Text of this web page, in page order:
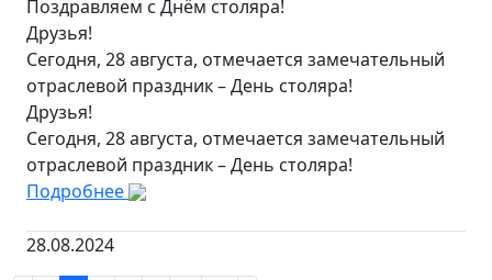
Поздравляем с Днём столяра!
Друзья!
Сегодня, 28 августа, отмечается замечательный
отраслевой праздник – День столяра!
Друзья!
Сегодня, 28 августа, отмечается замечательный
отраслевой праздник – День столяра!
Подробнее
28.08.2024